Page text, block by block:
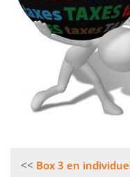
Bericht
Box 3 en